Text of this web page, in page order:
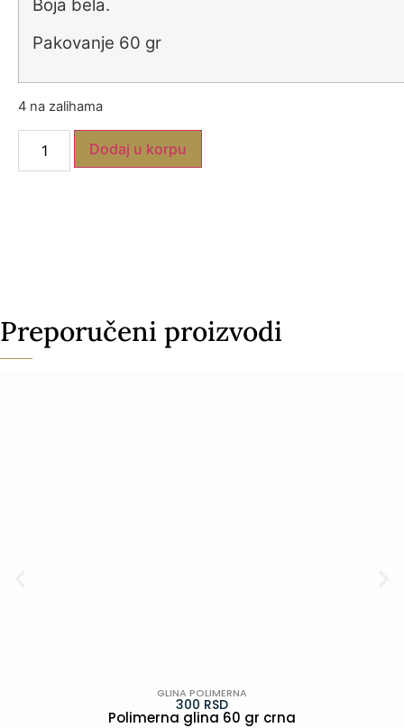
Boja bela.
Pakovanje 60 gr
4 na zalihama
Dodaj u korpu
Preporučeni proizvodi
GLINA POLIMERNA
300 RSD
Polimerna glina 60 gr crna